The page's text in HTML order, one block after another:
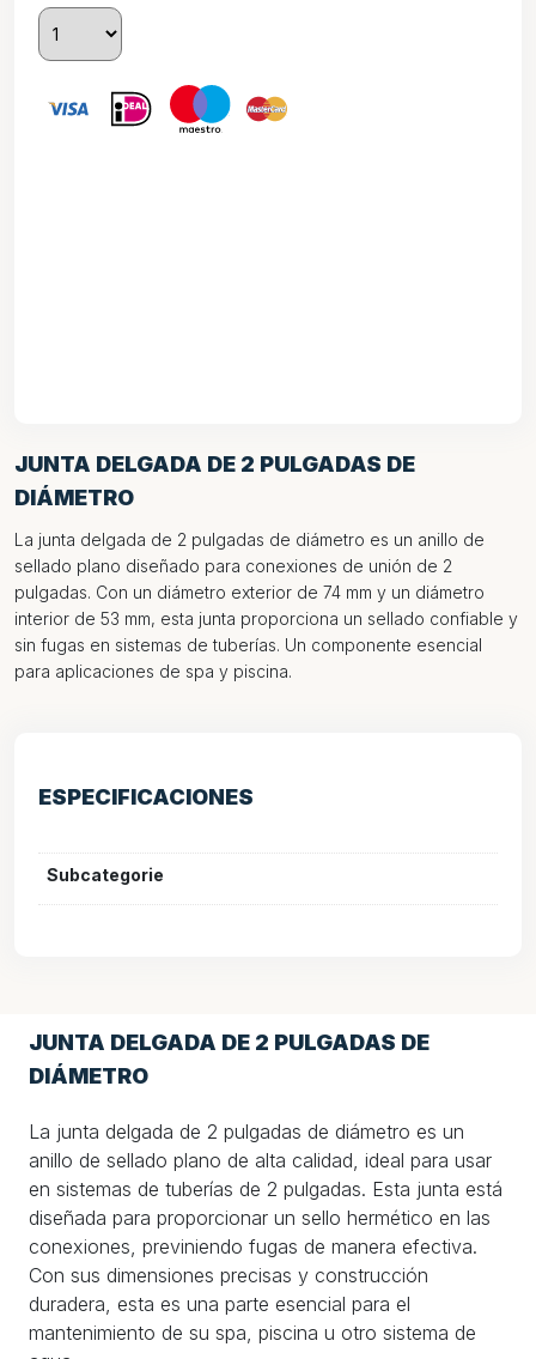
JUNTA DELGADA DE 2 PULGADAS DE
DIÁMETRO
La junta delgada de 2 pulgadas de diámetro es un anillo de
sellado plano diseñado para conexiones de unión de 2
pulgadas. Con un diámetro exterior de 74 mm y un diámetro
interior de 53 mm, esta junta proporciona un sellado confiable y
sin fugas en sistemas de tuberías. Un componente esencial
para aplicaciones de spa y piscina.
ESPECIFICACIONES
Subcategorie
JUNTA DELGADA DE 2 PULGADAS DE
DIÁMETRO
La junta delgada de 2 pulgadas de diámetro es un
anillo de sellado plano de alta calidad, ideal para usar
en sistemas de tuberías de 2 pulgadas. Esta junta está
diseñada para proporcionar un sello hermético en las
conexiones, previniendo fugas de manera efectiva.
Con sus dimensiones precisas y construcción
duradera, esta es una parte esencial para el
mantenimiento de su spa, piscina u otro sistema de